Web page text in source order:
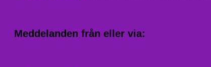
Meddelanden från eller via: